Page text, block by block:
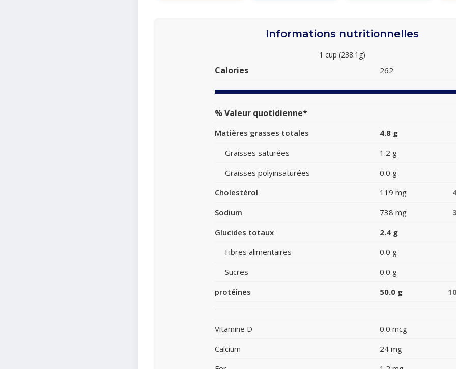
Informations nutritionnelles
1 cup (238.1g)
Calories 262
% Valeur quotidienne*
Matières grasses totales 4.8 g
Graisses saturées
1.2 g
Graisses polyinsaturées
0.0 g
Cholestérol
119 mg
Sodium
738 mg
Glucides totaux
2.4 g
Fibres alimentaires
0.0 g
Sucres
0.0 g
protéines
50.0 g
Vitamine D 0.0 mcg
Calcium
24 mg